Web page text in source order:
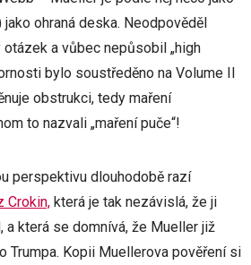
ohraná deska. Neodpověděl
a vůbec nepůsobil „high
bylo soustředěno na Volume II
obstrukci, tedy maření
to nazvali „maření puče“!
perspektivu dlouhodobě razí
Crokin, která je tak nezávislá, že ji
a která se domnívá, že Mueller již
Trumpa. Kopii Muellerova pověření si